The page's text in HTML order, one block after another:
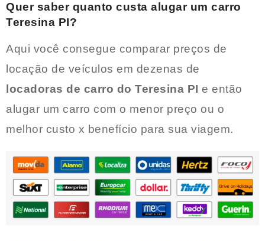
Quer saber quanto custa alugar um carro
Teresina PI?
Aqui você consegue comparar preços de
locação de veículos em dezenas de
locadoras de carro do Teresina PI e então
alugar um carro com o menor preço ou o
melhor custo x benefício para sua viagem.